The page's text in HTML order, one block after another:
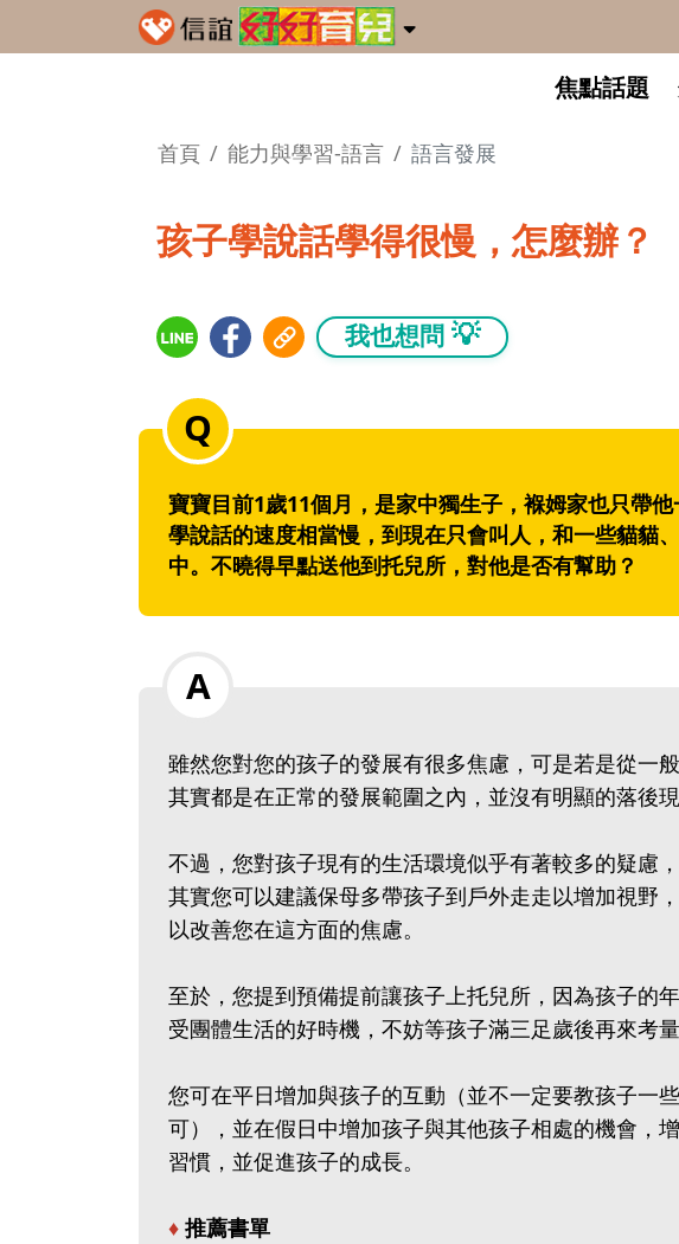
焦點話題
首頁 能力與學習-語言 語言發展
孩子學說話學得很慢，怎麼辦？
我也想問 💡
寶寶目前1歲11個月，是家中獨生子，褓姆家也只帶
學說話的速度相當慢，到現在只會叫人，和一些貓貓
中。不曉得早點送他到托兒所，對他是否有幫助？
雖然您對您的孩子的發展有很多焦慮，可是若是從一
其實都是在正常的發展範圍之內，並沒有明顯的落後
不過，您對孩子現有的生活環境似乎有著較多的疑慮
其實您可以建議保母多帶孩子到戶外走走以增加視野
以改善您在這方面的焦慮。
至於，您提到預備提前讓孩子上托兒所，因為孩子的
受團體生活的好時機，不妨等孩子滿三足歲後再來考
您可在平日增加與孩子的互動（並不一定要教孩子一
可），並在假日中增加孩子與其他孩子相處的機會，
習慣，並促進孩子的成長。
♦ 推薦書單